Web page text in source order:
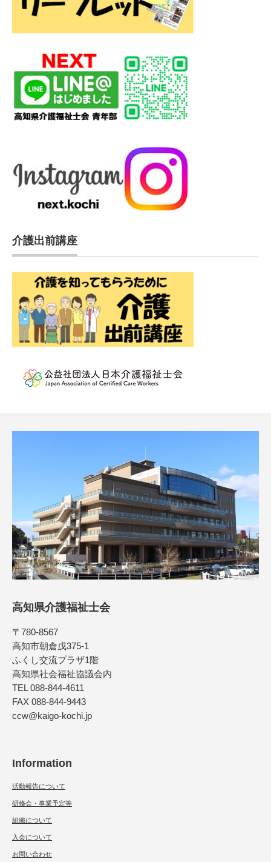
介護出前講座
高知県介護福祉士会
〒780-8567
高知市朝倉戊375-1
ふくし交流プラザ1階
高知県社会福祉協議会内
TEL 088-844-4611
FAX 088-844-9443
ccw@kaigo-kochi.jp
Information
活動報告について
研修会・事業予定等
組織について
入会について
お問い合わせ